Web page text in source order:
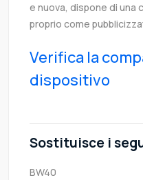
e nuova, dispone di una
proprio come
Verifica la
dispositivo
Sostituisce i
BW40